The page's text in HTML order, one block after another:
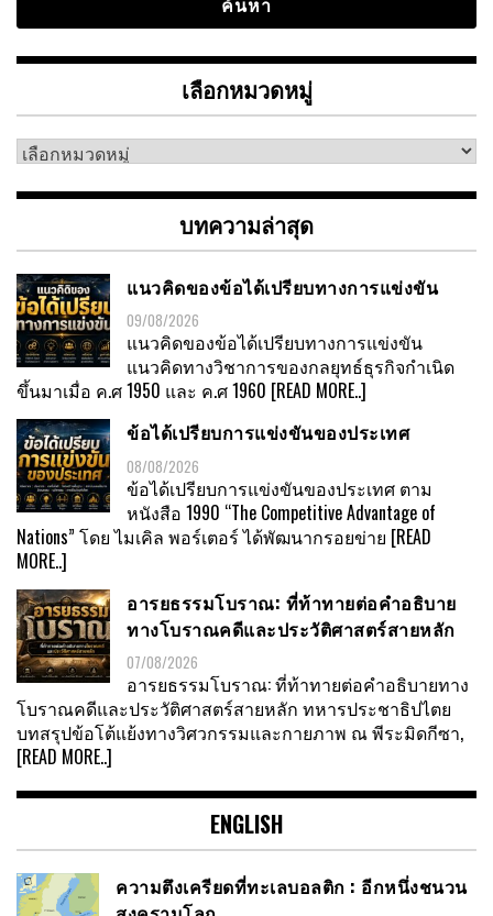
เลือกหมวดหมู่
เลือก
หมู่
บทความล่าสุด
แนวคิดของข้อได้เปรียบทางการแข่งขัน
09/08/2026
แนวคิดของข้อได้เปรียบทางการแข่งขัน
แนวคิดทางวิชาการของกลยุทธ์ธุรกิจกำเนิด
ขึ้นมาเมื่อ ค.ศ 1950 และ ค.ศ 1960 [READ MORE..]
ข้อได้เปรียบการแข่งขันของประเทศ
08/08/2026
ข้อได้เปรียบการแข่งขันของประเทศ ตาม
หนังสือ 1990 “The Competitive Advantage of
Nations” โดย ไมเคิล พอร์เตอร์ ได้พัฒนากรอยข่าย [READ
MORE..]
อารยธรรมโบราณ: ที่ท้าทายต่อคำอธิบาย
ทางโบราณคดีและประวัติศาสตร์สายหลัก
07/08/2026
อารยธรรมโบราณ: ที่ท้าทายต่อคำอธิบายทาง
โบราณคดีและประวัติศาสตร์สายหลัก ทหารประชาธิปไตย
บทสรุปข้อโต้แย้งทางวิศวกรรมและกายภาพ ณ พีระมิดกีซา,
[READ MORE..]
ENGLISH
ความตึงเครียดที่ทะเลบอลติก : อีกหนึ่งชนวน